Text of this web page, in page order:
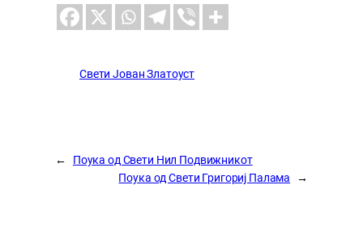
Свети Јован Златоуст
←
Поука од Свети Нил Подвижникот
Поука од Свети Григориј Палама
→